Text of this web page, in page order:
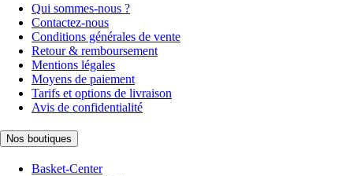
Qui sommes-nous ?
Contactez-nous
Conditions générales de vente
Retour & remboursement
Mentions légales
Moyens de paiement
Tarifs et options de livraison
Avis de confidentialité
Nos boutiques
Basket-Center